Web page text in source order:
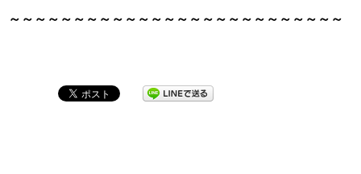
～～～～～～～～～～～～～～～～～～～～～～～～～ ～